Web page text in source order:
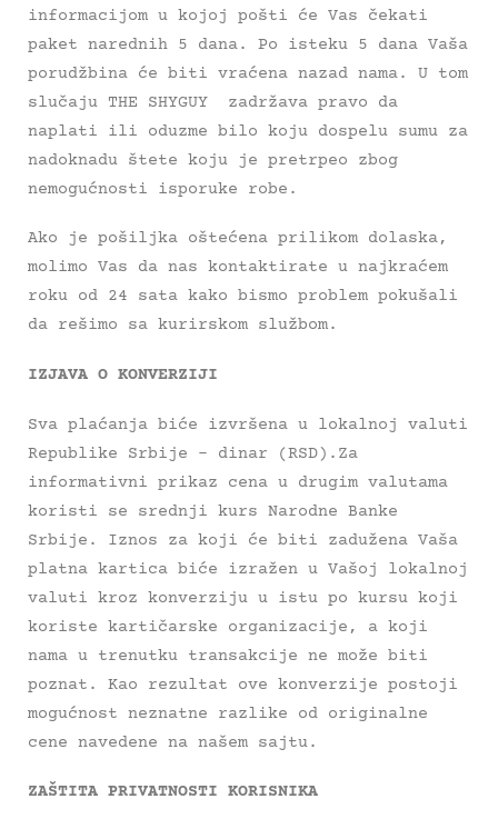
informacijom u kojoj pošti će Vas čekati
paket narednih 5 dana. Po isteku 5 dana Vaša
porudžbina će biti vraćena nazad nama. U tom
slučaju THE SHYGUY zadržava pravo da
naplati ili oduzme bilo koju dospelu sumu za
nadoknadu štete koju je pretrpeo zbog
nemogućnosti isporuke robe.
Ako je pošiljka oštećena prilikom dolaska,
molimo Vas da nas kontaktirate u najkraćem
roku od 24 sata kako bismo problem pokušali
da rešimo sa kurirskom službom.
IZJAVA O KONVERZIJI
Sva plaćanja biće izvršena u lokalnoj valuti
Republike Srbije – dinar (RSD).Za
informativni prikaz cena u drugim valutama
koristi se srednji kurs Narodne Banke
Srbije. Iznos za koji će biti zadužena Vaša
platna kartica biće izražen u Vašoj lokalnoj
valuti kroz konverziju u istu po kursu koji
koriste kartičarske organizacije, a koji
nama u trenutku transakcije ne može biti
poznat. Kao rezultat ove konverzije postoji
mogućnost neznatne razlike od originalne
cene navedene na našem sajtu.
ZAŠTITA PRIVATNOSTI KORISNIKA